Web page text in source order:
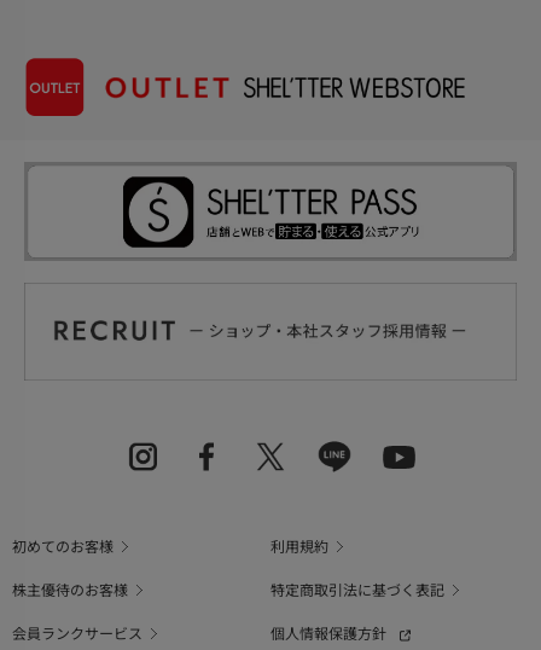
初めてのお客様
利用規約
株主優待のお客様
特定商取引法に基づく表記
会員ランクサービス
個人情報保護方針